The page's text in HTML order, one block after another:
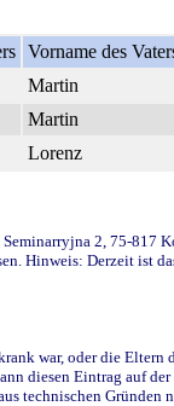
Vorname des
Martin
Martin
Lorenz
2, 75-817
Hinweis: Derzeit ist
war, oder die
diesen Eintrag auf
technischen Gründen